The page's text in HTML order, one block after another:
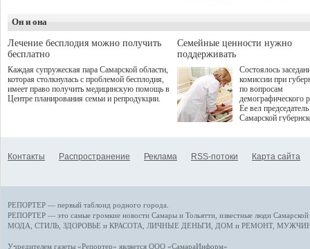
определенными
К ним можно
возникающие при
данными
более динамичного
проникновения
сегмент
отраслевое
рассказала Ольга
ходе сессии
качества жизни" в
ПМЭФ 2025. В
Он и она
Лечение бесплодия можно получить
бесплатно
Каждая супружеская пара Самарской области,
которая столкнулась с проблемой бесплодия,
имеет право получить медицинскую помощь в
Центре планирования семьи и репродукции.
Семейные ценности нужно
поддерживать
Состоялось
комиссии при
по вопросам
демографического
Ее вел председатель
Самарской
Контакты Распространение Реклама RSS-потоки Карта сайта
РЕПОРТЕР — первый таблоид родного города.
РЕПОРТЕР — это самые громкие новости Самары и Тольятти, известные люди
МОДА, СТИЛЬ ЗДОРОВЬЕ и КРАСОТА ЛИЧНЫЕ ДЕНЬГИ ДОМ и РЕМОНТ,
Учредителем газеты «Репортер» является ООО «СамараИнформ»